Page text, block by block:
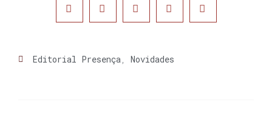
Editorial Presença Novidades